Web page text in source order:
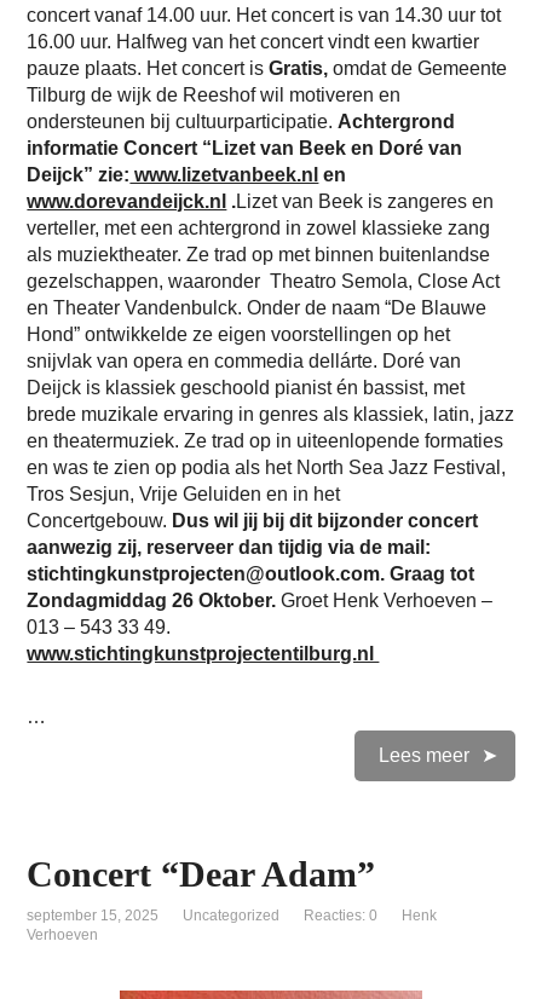
concert vanaf 14.00 uur. Het concert is van 14.30 uur tot
16.00 uur. Halfweg van het concert vindt een kwartier
pauze plaats. Het concert isGratis,omdat de Gemeente
Tilburg de wijk de Reeshof wil motiveren en
ondersteunen bij cultuurparticipatie. Achtergrond
informatie Concert “Lizet van Beek en Doré van
Deijck” zie: www.lizetvanbeek.nl en
www.dorevandeijck.nl .Lizet van Beek is zangeres en
verteller, met een achtergrond in zowel klassieke zang
als muziektheater. Ze trad op met binnen buitenlandse
gezelschappen, waaronder Theatro Semola, Close Act
en Theater Vandenbulck. Onder de naam “De Blauwe
Hond” ontwikkelde ze eigen voorstellingen op het
snijvlak van opera en commedia dellárte. Doré van
Deijck is klassiek geschoold pianist én bassist, met
brede muzikale ervaring in genres als klassiek, latin, jazz
en theatermuziek. Ze trad op in uiteenlopende formaties
en was te zien op podia als het North Sea Jazz Festival,
Tros Sesjun, Vrije Geluiden en in het
Concertgebouw. Dus wil jij bij dit bijzonder concert
aanwezig zij, reserveer dan tijdig via de mail:
stichtingkunstprojecten@outlook.com. Graag tot
Zondagmiddag 26 Oktober. Groet Henk Verhoeven –
013 – 543 33 49.
www.stichtingkunstprojectentilburg.nl
…
Lees meer
Concert “Dear Adam”
september 15, 2025 Uncategorized Reacties: 0
Henk
Verhoeven